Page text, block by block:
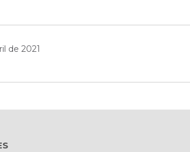
de 2021